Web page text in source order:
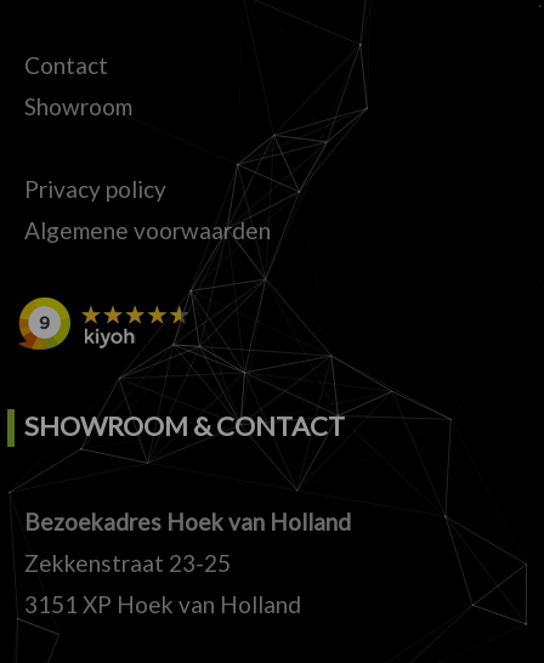
Contact
Showroom
Privacy policy
Algemene voorwaarden
SHOWROOM & CONTACT
Bezoekadres Hoek van Holland
Zekkenstraat 23-25
3151 XP Hoek van Holland